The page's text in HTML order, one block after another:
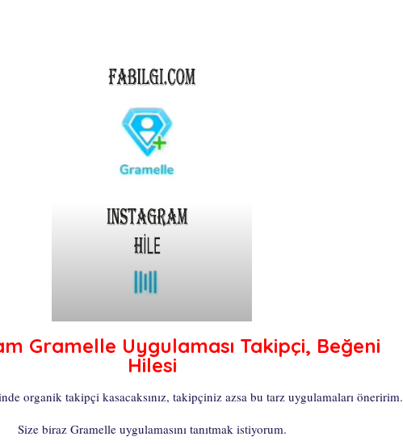
Gramelle Uygulaması Takipçi, Beğeni
Hilesi
organik takipçi kasacaksınız, takipçiniz azsa bu tarz uygulamaları öneririm.
Size biraz Gramelle uygulamasını tanıtmak istiyorum.